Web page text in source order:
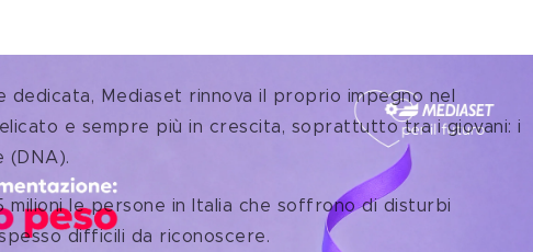
dedicata, Mediaset rinnova il proprio impegno nel
e sempre più in crescita, soprattutto tra i giovani: i
(DNA).
milioni le persone in Italia che soffrono di disturbi
difficili da riconoscere.